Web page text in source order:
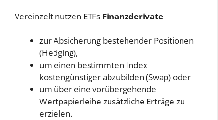
Vereinzelt nutzen ETFs Finanzderivate
zur Absicherung bestehender Positionen
(Hedging),
um einen bestimmten Index
kostengünstiger abzubilden (Swap) oder
um über eine vorübergehende
Wertpapierleihe zusätzliche Erträge zu
erzielen.